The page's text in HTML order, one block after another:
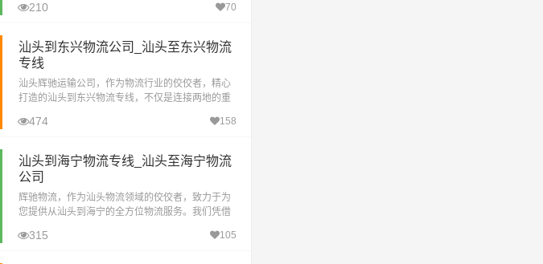
小时到达目的地。辉驰物流公司，作为物
210 70
汕头到东兴物流公司_汕头至东兴物流
专线
汕头辉驰运输公司，作为物流行业的佼佼者，精心
打造的汕头到东兴物流专线，不仅是连接两地的重
以高效、安全、准时为服务宗旨，每天准时
474 158
汕头到海宁物流专线_汕头至海宁物流
公司
辉驰物流，作为汕头物流领域的佼佼者，致力于为
您提供从汕头到海宁的全方位物流服务。我们凭借
的各种物流需求。无论您身处龙湖区、
315 105